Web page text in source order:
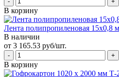
В корзину
Лента полипропиленовая 15х0,8
В наличии
от 3 165.53 руб/шт.
В корзину